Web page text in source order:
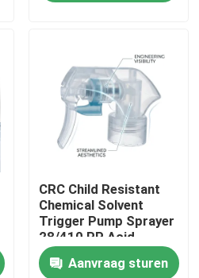
CRC Child Resistant
Chemical Solvent
Trigger Pump Sprayer
28/410 PP Acid
Resistant for
Industrial Cleaning
Aanvraag sturen